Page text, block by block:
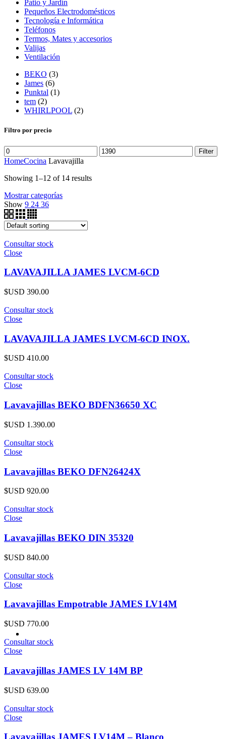
Patio y Jardín
Pequeños Electrodomésticos
Tecnología e Informática
Teléfonos
Termos, Mates y accesorios
Valijas
Ventilación
BEKO (3)
James (6)
Punktal (1)
tem (2)
WHIRLPOOL (2)
Filtro por precio
Filter
HomeCocina Lavavajilla
Showing 1–12 of 14 results
Mostrar categorías
Show 9 24 36
Consultar stock
Close
LAVAVAJILLA JAMES LVCM-6CD
$USD 390.00
Consultar stock
Close
LAVAVAJILLA JAMES LVCM-6CD INOX.
$USD 410.00
Consultar stock
Close
Lavavajillas BEKO BDFN36650 XC
$USD 1.390.00
Consultar stock
Close
Lavavajillas BEKO DFN26424X
$USD 920.00
Consultar stock
Close
Lavavajillas BEKO DIN 35320
$USD 840.00
Consultar stock
Close
Lavavajillas Empotrable JAMES LV14M
$USD 770.00
Consultar stock
Close
Lavavajillas JAMES LV 14M BP
$USD 639.00
Consultar stock
Close